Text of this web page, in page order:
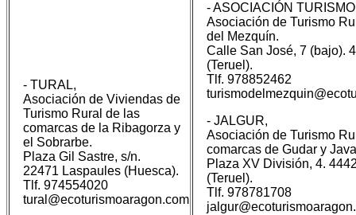
- TURAL,
Asociación de Viviendas de
Turismo Rural de las
comarcas de la Ribagorza y
el Sobrarbe.
Plaza Gil Sastre, s/n.
22471 Laspaules (Huesca).
Tlf. 974554020
tural@ecoturismoaragon.com
- ASOCIACIÓN
Asociación de Turismo
del Mezquín.
Calle San José, 7 (bajo).
(Teruel).
Tlf. 978852462
- JALGUR,
Asociación de Turismo
comarcas de Gudar y
Plaza XV División, 4.
(Teruel).
Tlf. 978781708